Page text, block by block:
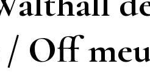
/ Off